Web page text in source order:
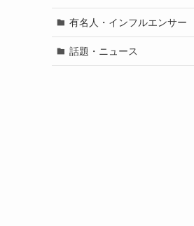
有名人・インフルエンサー
話題・ニュース